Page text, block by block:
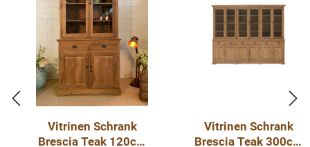
Vitrinen Schrank
Brescia Teak 120cm
Vitrinen Schrank
Brescia Teak 300cm